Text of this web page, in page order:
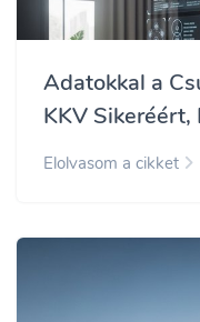
Adatokkal a
KKV Sikeréért,
Elolvasom a cikket